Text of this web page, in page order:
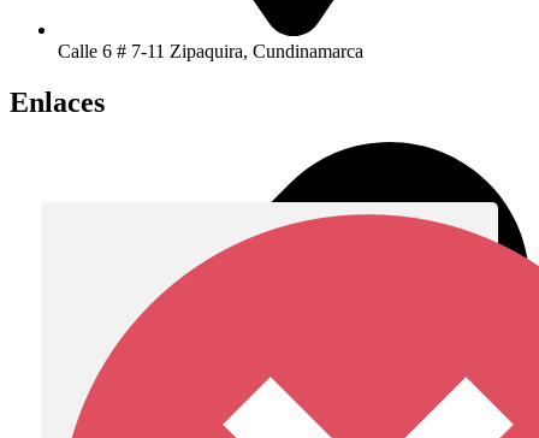
Calle 6 # 7-11 Zipaquira, Cundinamarca
Enlaces